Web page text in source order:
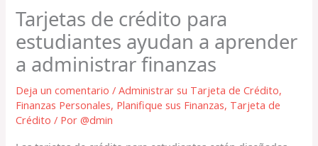
Tarjetas de crédito para
estudiantes ayudan a aprender
a administrar finanzas
Deja un comentario /Administrar su Tarjeta de Crédito,
Finanzas Personales, Planifique sus Finanzas, Tarjeta de
Crédito / Por@dmin